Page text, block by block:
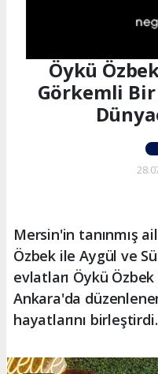
Öykü
Görkemli
Mersin'in tanınmış
Özbek ile Aygül ve
evlatları Öykü
Ankara'da
hayatlarını birleştirdi.